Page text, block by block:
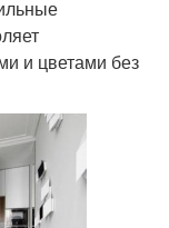
и цветами без